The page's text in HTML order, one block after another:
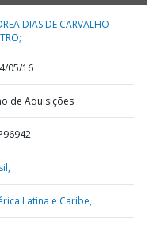
DIAS DE CARVALHO
05/16
de Aquisições
Latina e Caribe,